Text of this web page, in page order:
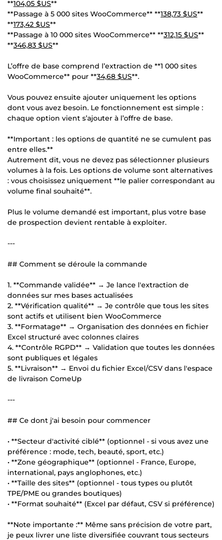
**104,05 $US**
**Passage à 5 000 sites WooCommerce** **138,73 $US**
**173,42 $US**
**Passage à 10 000 sites WooCommerce** **312,15 $US**
**346,83 $US**
L’offre de base comprend l’extraction de **1 000 sites
WooCommerce** pour **34,68 $US**.
Vous pouvez ensuite ajouter uniquement les options
dont vous avez besoin. Le fonctionnement est simple :
chaque option vient s’ajouter à l’offre de base.
**Important : les options de quantité ne se cumulent pas
entre elles.**
Autrement dit, vous ne devez pas sélectionner plusieurs
volumes à la fois. Les options de volume sont alternatives
: vous choisissez uniquement **le palier correspondant au
volume final souhaité**.
Plus le volume demandé est important, plus votre base
de prospection devient rentable à exploiter.
---
## Comment se déroule la commande
1. **Commande validée** → Je lance l'extraction de
données sur mes bases actualisées
2. **Vérification qualité** → Je contrôle que tous les sites
sont actifs et utilisent bien WooCommerce
3. **Formatage** → Organisation des données en fichier
Excel structuré avec colonnes claires
4. **Contrôle RGPD** → Validation que toutes les données
sont publiques et légales
5. **Livraison** → Envoi du fichier Excel/CSV dans l'espace
de livraison ComeUp
---
## Ce dont j'ai besoin pour commencer
• **Secteur d'activité ciblé** (optionnel - si vous avez une
préférence : mode, tech, beauté, sport, etc.)
• **Zone géographique** (optionnel - France, Europe,
international, pays anglophones, etc.)
• **Taille des sites** (optionnel - tous types ou plutôt
TPE/PME ou grandes boutiques)
• **Format souhaité** (Excel par défaut, CSV si préférence)
**Note importante :** Même sans précision de votre part,
je peux livrer une liste diversifiée couvrant tous secteurs